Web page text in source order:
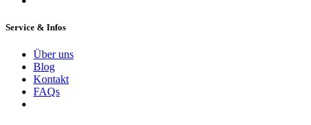
Service & Infos
Über uns
Blog
Kontakt
FAQs